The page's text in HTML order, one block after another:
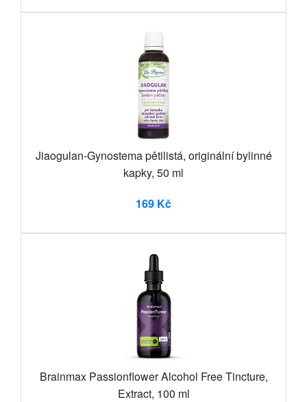
Jiaogulan-Gynostema pětilistá, originální bylinné
kapky, 50 ml
169 Kč
Brainmax Passionflower Alcohol Free Tincture,
Extract, 100 ml